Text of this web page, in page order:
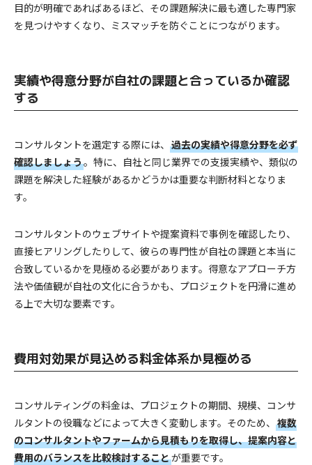
目的が明確であればあるほど、その課題解決に最も適した専門家
を見つけやすくなり、ミスマッチを防ぐことにつながります。
実績や得意分野が自社の課題と合っているか確認
する
コンサルタントを選定する際には、 過去の実績や得意分野を必ず
確認しましょう。特に、自社と同じ業界での支援実績や、類似の
課題を解決した経験があるかどうかは重要な判断材料となりま
す。
コンサルタントのウェブサイトや提案資料で事例を確認したり、
直接ヒアリングしたりして、彼らの専門性が自社の課題と本当に
合致しているかを見極める必要があります。得意なアプローチ方
法や価値観が自社の文化に合うかも、プロジェクトを円滑に進め
る上で大切な要素です。
費用対効果が見込める料金体系か見極める
コンサルティングの料金は、プロジェクトの期間、規模、コンサ
ルタントの役職などによって大きく変動します。そのため、 複数
のコンサルタントやファームから見積もりを取得し、提案内容と
費用のバランスを比較検討することが重要です。